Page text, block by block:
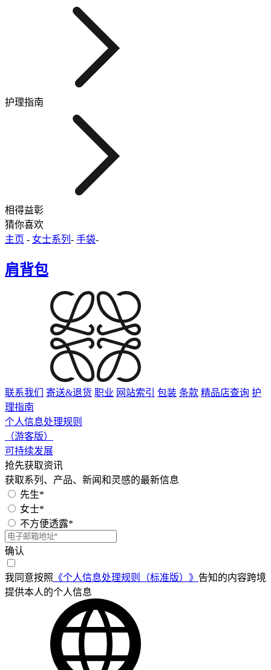
护理指南
相得益彰
猜你喜欢
主页 - 女士系列 - 手袋-
肩背包
联系我们 寄送&退货 职业 网站索引 包装 条款 精品店查询 护
理指南
个人信息处理规则
（游客版）
可持续发展
抢先获取资讯
获取系列、产品、新闻和灵感的最新信息
先生*
女士*
不方便透露*
确认
我同意按照 《个人信息处理规则（标准版）》 告知的内容跨境
提供本人的个人信息